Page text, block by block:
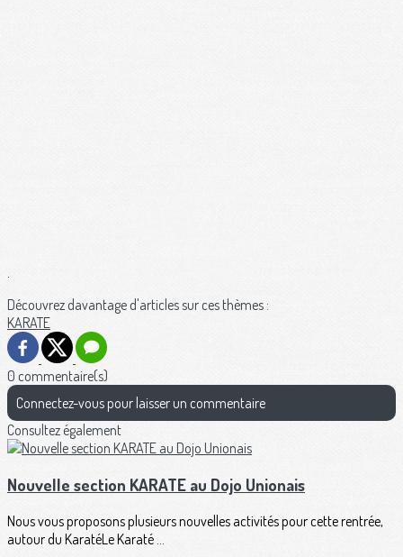
.
Découvrez davantage d'articles sur ces thèmes :
KARATE
0 commentaire(s)
Connectez-vous pour laisser un commentaire
Consultez également
Nouvelle section KARATE au Dojo Unionais
Nous vous proposons plusieurs nouvelles activités pour cette rentrée,
autour du KaratéLe Karaté ...